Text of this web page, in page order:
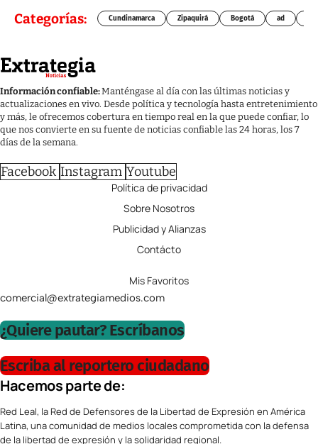
Categorías: Cundinamarca Zipaquirá Bogotá ad
Información confiable:Manténgase al día con las últimas noticias y
actualizaciones en vivo. Desde política y tecnología hasta entretenimiento
y más, le ofrecemos cobertura en tiempo real en la que puede confiar, lo
que nos convierte en su fuente de noticias confiable las 24 horas, los 7
días de la semana.
Facebook Instagram Youtube
Política de privacidad
Sobre Nosotros
Publicidad y Alianzas
Contácto
Mis Favoritos
comercial@extrategiamedios.com
¿Quiere pautar? Escríbanos
Escriba al reportero ciudadano
Hacemos parte de:
Red Leal, la Red de Defensores de la Libertad de Expresión en América
Latina, una comunidad de medios locales comprometida con la defensa
de la libertad de expresión y la solidaridad regional.